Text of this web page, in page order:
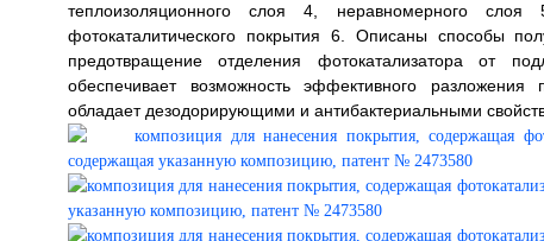
теплоизоляционного слоя 4, неравномерного
фотокаталитического покрытия 6. Описаны способы
предотвращение отделения фотокатализатора от
обеспечивает возможность эффективного
обладает дезодорирующими и антибактериальными